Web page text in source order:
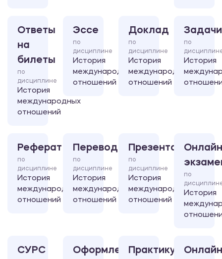
Ответы
на
билеты
по
дисциплине
История
международных
отношений
Эссе
по
дисциплине
История
международных
отношений
Доклад
по
дисциплине
История
международных
отношений
Задачи
по
История
Реферат
по
дисциплине
История
международных
отношений
Перевод
по
дисциплине
История
международных
отношений
Презентация
по
дисциплине
История
международных
отношений
по
История
СУРС
ОформлениеПрактикум